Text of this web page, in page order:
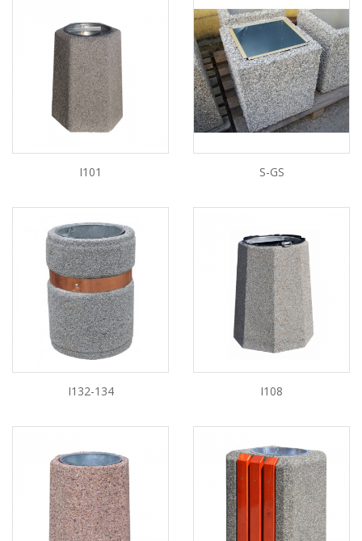
I101 S-GS
I132-134 I108